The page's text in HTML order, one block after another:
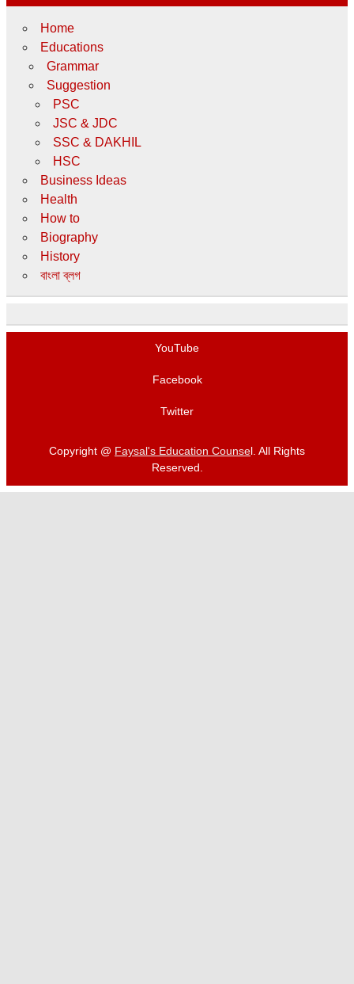
Home
Educations
Grammar
Suggestion
PSC
JSC & JDC
SSC & DAKHIL
HSC
Business Ideas
Health
How to
Biography
History
বাংলা ব্লগ
YouTube
Facebook
Twitter
Copyright @ Faysal's Education Counsel. All Rights
Reserved.